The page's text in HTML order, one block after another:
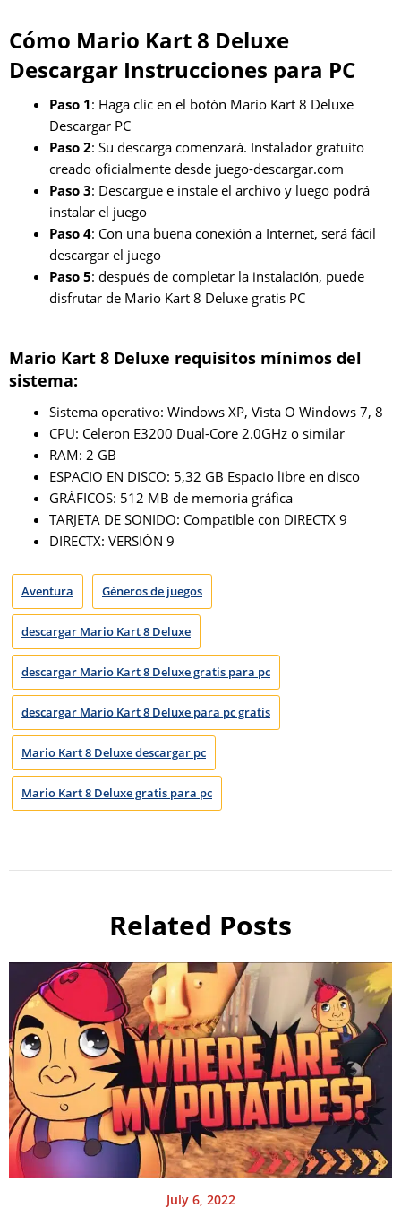
Cómo Mario Kart 8 Deluxe
Descargar Instrucciones para PC
Paso 1: Haga clic en el botón Mario Kart 8 Deluxe
Descargar PC
Paso 2: Su descarga comenzará. Instalador gratuito
creado oficialmente desde juego-descargar.com
Paso 3: Descargue e instale el archivo y luego podrá
instalar el juego
Paso 4: Con una buena conexión a Internet, será fácil
descargar el juego
Paso 5: después de completar la instalación, puede
disfrutar de Mario Kart 8 Deluxe gratis PC
Mario Kart 8 Deluxe requisitos mínimos del
sistema:
Sistema operativo: Windows XP, Vista O Windows 7, 8
CPU: Celeron E3200 Dual-Core 2.0GHz o similar
RAM: 2 GB
ESPACIO EN DISCO: 5,32 GB Espacio libre en disco
GRÁFICOS: 512 MB de memoria gráfica
TARJETA DE SONIDO: Compatible con DIRECTX 9
DIRECTX: VERSIÓN 9
Aventura Géneros de juegos
descargar Mario Kart 8 Deluxe
descargar Mario Kart 8 Deluxe gratis para pc
descargar Mario Kart 8 Deluxe para pc gratis
Mario Kart 8 Deluxe descargar pc
Mario Kart 8 Deluxe gratis para pc
Related Posts
July 6, 2022